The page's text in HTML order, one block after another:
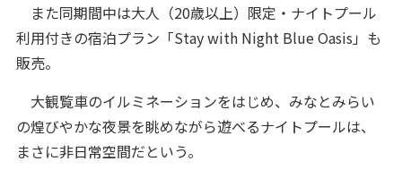
また同期間中は大人（20歳以上）限定・ナイトプール
利用付きの宿泊プラン「Stay with Night Blue Oasis」も
販売。
大観覧車のイルミネーションをはじめ、みなとみらい
の煌びやかな夜景を眺めながら遊べるナイトプールは、
まさに非日常空間だという。